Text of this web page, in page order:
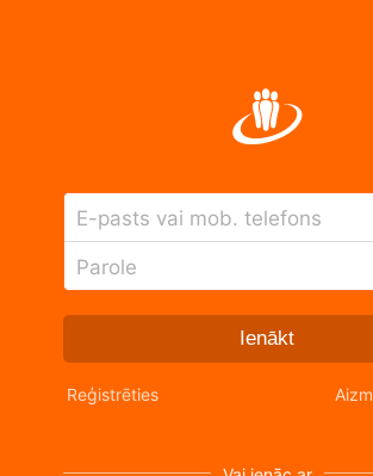
E-pasts vai mob. telefons
Parole
Ienākt
Reģistrēties